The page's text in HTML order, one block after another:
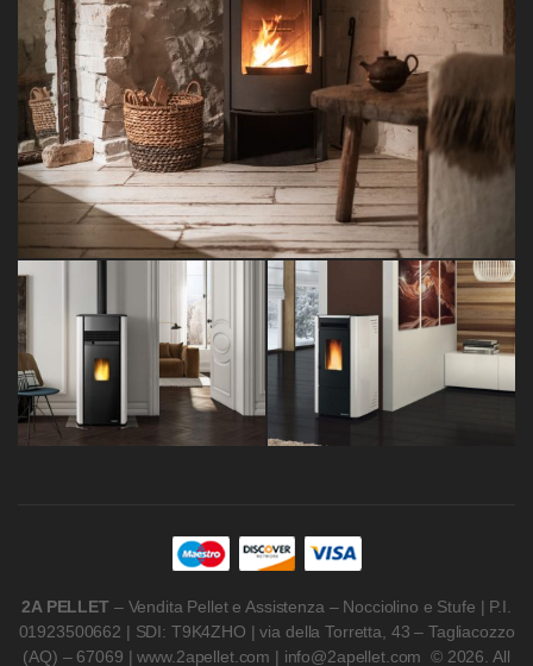
2A PELLET– Vendita Pellet e Assistenza – Nocciolino e Stufe | P.I.
01923500662 | SDI: T9K4ZHO | via della Torretta, 43 – Tagliacozzo
(AQ) – 67069 | www.2apellet.com | info@2apellet.com © 2026. All